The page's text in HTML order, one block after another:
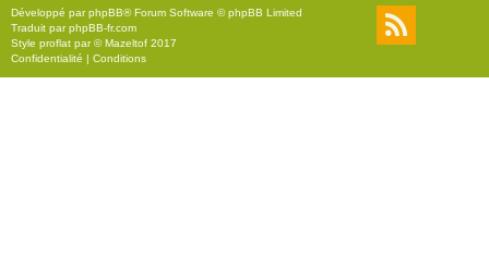
Développé parphpBB® Forum Software © phpBB Limited
Traduit parphpBB-fr.com
Style proflat par ©Mazeltof 2017
Confidentialité | Conditions